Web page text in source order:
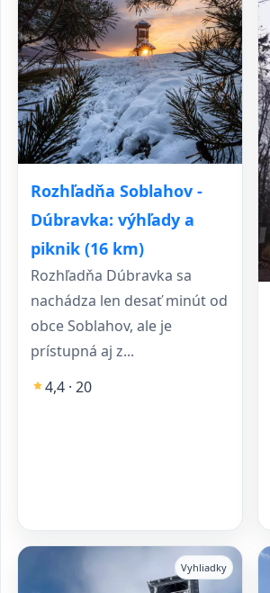
Rozhľadňa Soblahov -
Dúbravka: výhľady a
piknik (16 km)
Rozhľadňa Dúbravka sa
nachádza len desať minút od
obce Soblahov, ale je
prístupná aj z...
4,4 · 20
Vyhliadky